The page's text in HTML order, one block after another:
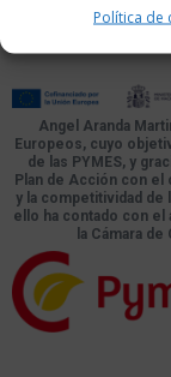
Política de
Atlas Eventos ® |
Angel Aranda
Europeos, cuyo
de las PYMES, y
Plan de Acción con
y la competitividad de
ello ha contado con el
la Cámara